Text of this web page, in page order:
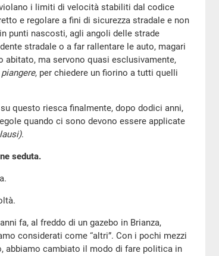
i limiti di velocità stabiliti dal codice
e regolare a fini di sicurezza stradale e non
punti nascosti, agli angoli delle strade
stradale o a far rallentare le auto, magari
abitato, ma servono quasi esclusivamente,
, per chiedere un fiorino a tutti quelli
questo riesca finalmente, dopo dodici anni,
quando ci sono devono essere applicate
.
seduta.
fa, al freddo di un gazebo in Brianza,
considerati come “altri”. Con i pochi mezzi
abbiamo cambiato il modo di fare politica in